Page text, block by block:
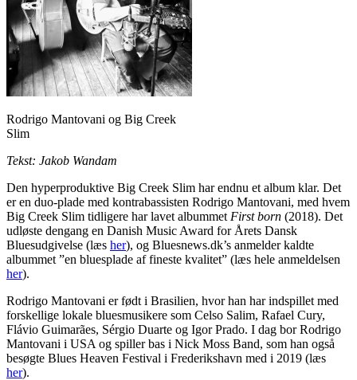
Rodrigo Mantovani og Big Creek
Slim
Tekst: Jakob Wandam
Den hyperproduktive Big Creek Slim har endnu et album klar. Det
er en duo-plade med kontrabassisten Rodrigo Mantovani, med hvem
Big Creek Slim tidligere har lavet albummet First born (2018). Det
udløste dengang en Danish Music Award for Årets Dansk
Bluesudgivelse (læs her), og Bluesnews.dk’s anmelder kaldte
albummet ”en bluesplade af fineste kvalitet” (læs hele anmeldelsen
her).
Rodrigo Mantovani er født i Brasilien, hvor han har indspillet med
forskellige lokale bluesmusikere som Celso Salim, Rafael Cury,
Flávio Guimarães, Sérgio Duarte og Igor Prado. I dag bor Rodrigo
Mantovani i USA og spiller bas i Nick Moss Band, som han også
besøgte Blues Heaven Festival i Frederikshavn med i 2019 (læs
her).